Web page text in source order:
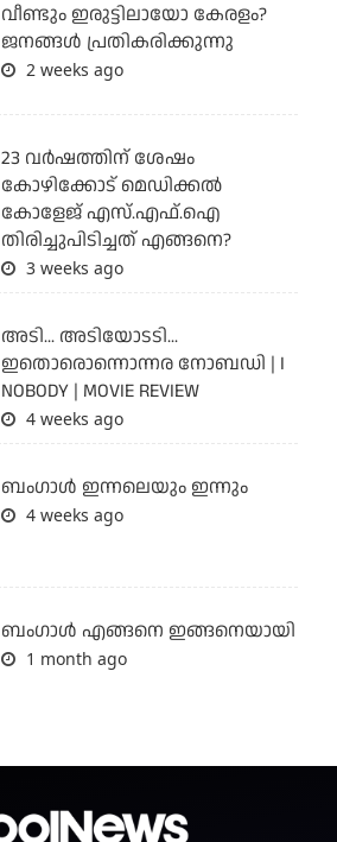
വീണ്ടും ഇരുട്ടിലായോ കേരളം?
ജനങ്ങൾ പ്രതികരിക്കുന്നു
2 weeks ago
23 വർഷത്തിന് ശേഷം
കോഴിക്കോട് മെഡിക്കൽ
കോളേജ് എസ്.എഫ്.ഐ
തിരിച്ചുപിടിച്ചത് എങ്ങനെ?
3 weeks ago
അടി... അടിയോടടി...
ഇതൊരൊന്നൊന്നര നോബഡി | I
NOBODY | MOVIE REVIEW
4 weeks ago
ബംഗാള്‍ ഇന്നലെയും ഇന്നും
4 weeks ago
ബം​ഗാൾ എങ്ങനെ ഇങ്ങനെയായി
1 month ago